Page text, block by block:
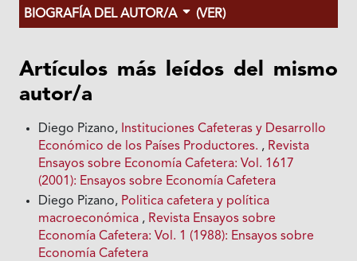
BIOGRAFÍA DEL AUTOR/A (VER)
Artículos más leídos del mismo
autor/a
Diego Pizano, Instituciones Cafeteras y Desarrollo
Económico de los Países Productores. , Revista
Ensayos sobre Economía Cafetera: Vol. 1617
(2001): Ensayos sobre Economía Cafetera
Diego Pizano, Politica cafetera y política
macroeconómica , Revista Ensayos sobre
Economía Cafetera: Vol. 1 (1988): Ensayos sobre
Economía Cafetera